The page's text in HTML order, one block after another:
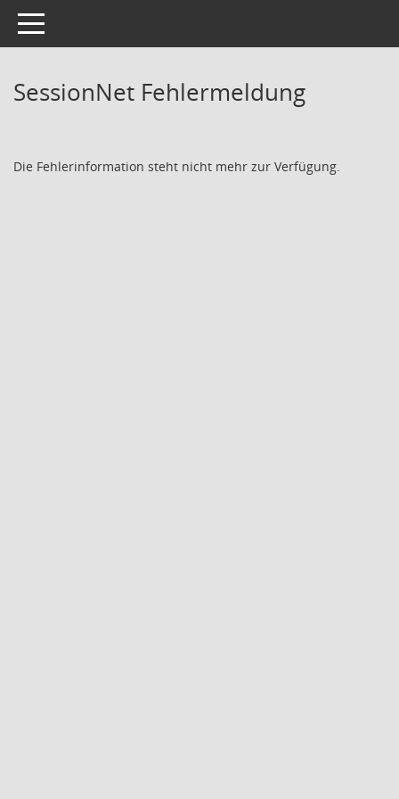
Toggle navigation
SessionNet Fehlermeldung
Die Fehlerinformation steht nicht mehr zur Verfügung.